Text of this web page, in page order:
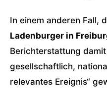
In einem anderen Fall,
Ladenburger in
Berichterstattung
gesellschaftlich,
relevantes Ereignis“